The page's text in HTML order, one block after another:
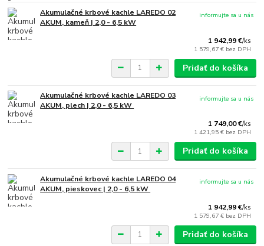
Akumulačné krbové kachle LAREDO 02
AKUM, kameň | 2,0 - 6,5 kW
1 942,99 €/ks
1 579,67 € bez DPH
informujte sa u nás
Pridať do košíka
Akumulačné krbové kachle LAREDO 03
AKUM, plech | 2,0 - 6,5 kW
1 749,00 €/ks
1 421,95 € bez DPH
informujte sa u nás
Pridať do košíka
Akumulačné krbové kachle LAREDO 04
AKUM, pieskovec | 2,0 - 6,5 kW
1 942,99 €/ks
1 579,67 € bez DPH
informujte sa u nás
Pridať do košíka